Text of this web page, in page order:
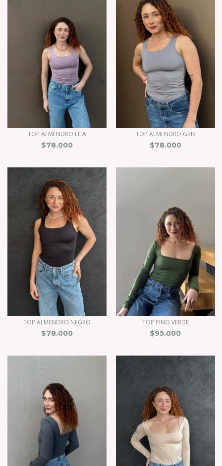
TOP ALMENDRO LILA
$78.000
TOP ALMENDRO GRIS
$78.000
TOP ALMENDRO NEGRO
$78.000
TOP PINO VERDE
$95.000